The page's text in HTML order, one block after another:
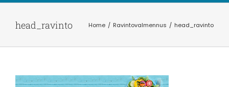
head_ravinto Home Ravintovalmennus head_ravinto